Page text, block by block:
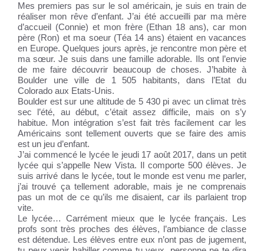
Mes premiers pas sur le sol américain, je suis en train de
réaliser mon rêve d’enfant. J’ai été accueilli par ma mère
d’accueil (Connie) et mon frère (Ethan 18 ans), car mon
père (Ron) et ma soeur (Téa 14 ans) étaient en vacances
en Europe. Quelques jours après, je rencontre mon père et
ma sœur. Je suis dans une famille adorable. Ils ont l’envie
de me faire découvrir beaucoup de choses. J’habite à
Boulder une ville de 1 505 habitants, dans l’Etat du
Colorado aux Etats-Unis.
Boulder est sur une altitude de 5 430 pi avec un climat très
sec l’été, au début, c’était assez difficile, mais on s’y
habitue. Mon intégration s’est fait très facilement car les
Américains sont tellement ouverts que se faire des amis
est un jeu d’enfant.
J’ai commencé le lycée le jeudi 17 août 2017, dans un petit
lycée qui s’appelle New Vista. Il comporte 500 élèves. Je
suis arrivé dans le lycée, tout le monde est venu me parler,
j’ai trouvé ça tellement adorable, mais je ne comprenais
pas un mot de ce qu’ils me disaient, car ils parlaient trop
vite.
Le lycée… Carrément mieux que le lycée français. Les
profs sont très proches des élèves, l’ambiance de classe
est détendue. Les élèves entre eux n’ont pas de jugement,